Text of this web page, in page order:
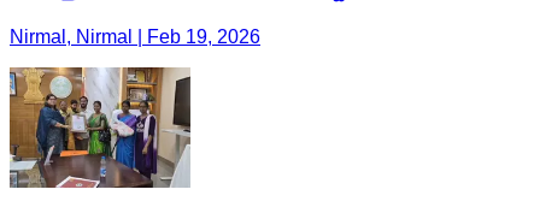
Nirmal, Nirmal | Feb 19, 2026